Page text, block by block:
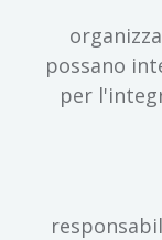
possano
per